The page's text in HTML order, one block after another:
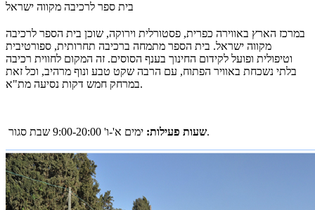
בית ספר לרכיבה מקווה ישראל
במרכז הארץ באווירה כפרית, פסטורלית וירוקה, שוכן בית הספר לרכיבה
מקווה ישראל. בית הספר מתמחה ברכיבה תחרותית, ספורטיבית
וטיפולית ופועל לקידום החינוך בענף הסוסים. זה המקום לחווית רכיבה
בלתי נשכחת באוויר הפתוח, עם הרבה שקט טבע ונוף מרהיב, וכל זאת
במרחק חמש דקות נסיעה מת"א.
שעות פעילות: ימים א'-ו' 9:00-20:00 שבת סגור.